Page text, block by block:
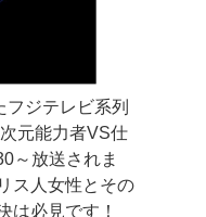
ジテレビ系列
元能力者VS仕
～放送されま
ス人女性とその
は必見です！